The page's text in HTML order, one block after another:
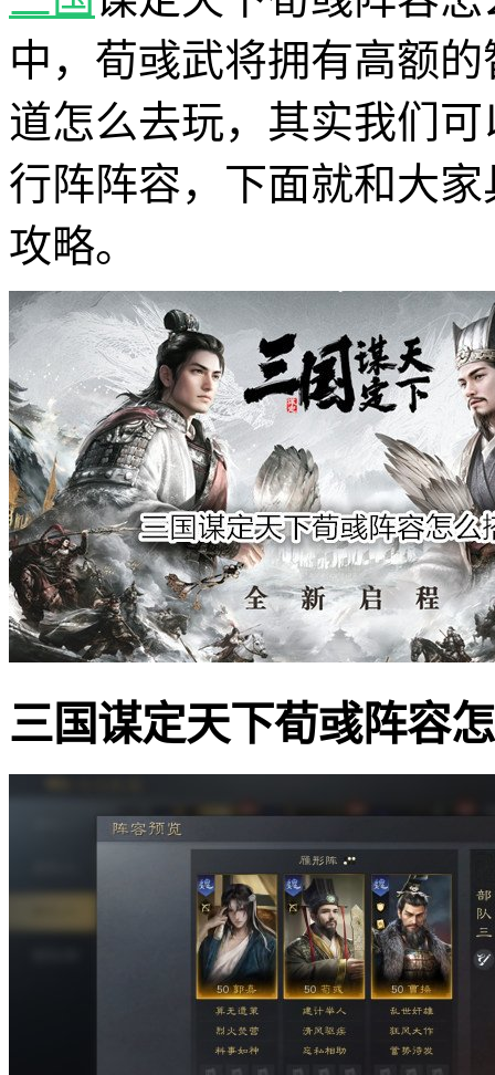
中，荀彧武将拥有高额
道怎么去玩，其实我们
行阵阵容，下面就和大
攻略。
三国谋定天下荀彧阵容